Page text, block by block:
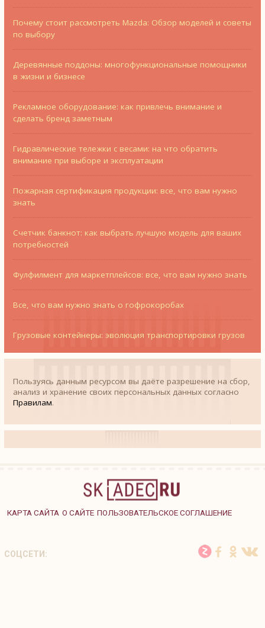
Почему стоит рассмотреть Mazda: Обзор моделей и советы
по выбору
Деревянные поддоны: многофункциональные помощники
в жизни и бизнесе
Рекламное оборудование: как привлечь внимание и
сделать бренд заметным
Гидравлические тележки с весами: на что обратить
внимание при выборе и эксплуатации
Пожарная сертификация продукции: все, что вам нужно
знать
Счетчик банкнот: как выбрать лучшую модель для ваших
потребностей
Фулфилмент для маркетплейсов: все, что вам нужно знать
Все, что вам нужно знать о гофрокоробах
Грузовые контейнеры: эволюция транспортировки грузов
Пользуясь данным ресурсом вы даёте разрешение на сбор,
анализ и хранение своих персональных данных согласно
Правилам.
КАРТА САЙТА О САЙТЕ ПОЛЬЗОВАТЕЛЬСКОЕ СОГЛАШЕНИЕ
СОЦСЕТИ: